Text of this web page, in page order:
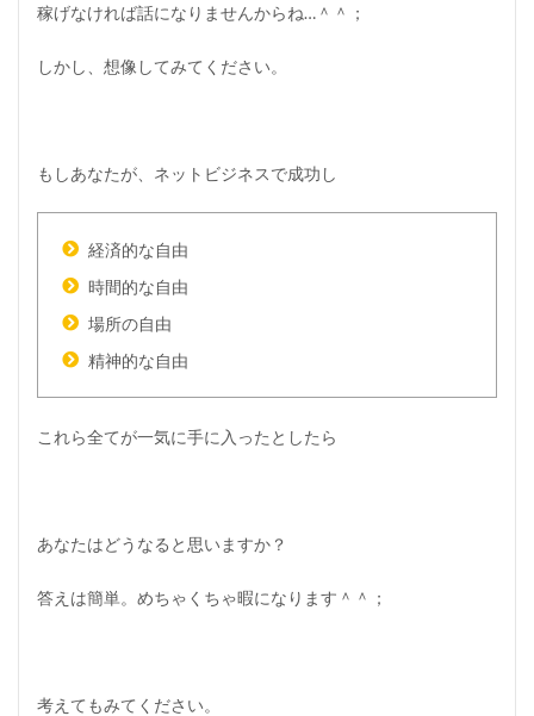
稼げなければ話になりませんからね…＾＾；
しかし、想像してみてください。
もしあなたが、ネットビジネスで成功し
経済的な自由
時間的な自由
場所の自由
精神的な自由
これら全てが一気に手に入ったとしたら
あなたはどうなると思いますか？
答えは簡単。めちゃくちゃ暇になります＾＾；
考えてもみてください。